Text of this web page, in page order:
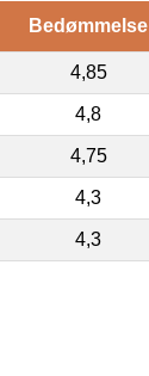
Bedømmelse
4,85
4,8
4,75
4,3
4,3